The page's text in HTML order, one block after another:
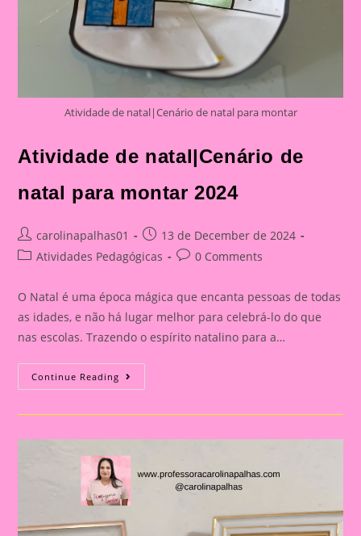
Atividade de natal|Cenário de natal para montar
Atividade de natal|Cenário de
natal para montar 2024
Post
author:
carolinapalhas01
Post
published:
13 de December de 2024
PostAtividades Pedagógicas
Post0 Comments
O Natal é uma época mágica que encanta pessoas de todas
as idades, e não há lugar melhor para celebrá-lo do que
nas escolas. Trazendo o espírito natalino para a…
Continue Reading Atividade
De
De
Montar
2024